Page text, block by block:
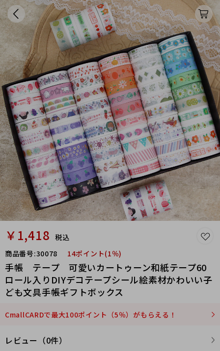
￥1,418 税込
商品番号:30078 14ポイント(1％)
手帳 テープ 可愛いカートゥーン和紙テープ60
ロール入りDIYデコテープシール絵素材かわいい子
ども文具手帳ギフトボックス
CmallCARDで最大100ポイント（5％）がもらえる！
レビュー（0件）